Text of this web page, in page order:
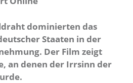
dominierten das
Staaten in der
Der Film zeigt
an denen der Irrsinn der